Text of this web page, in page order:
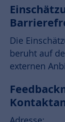
Die
beruht auf
externen